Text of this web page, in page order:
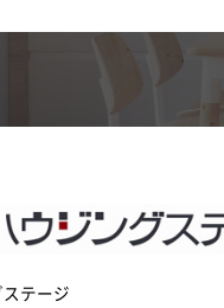
テージ